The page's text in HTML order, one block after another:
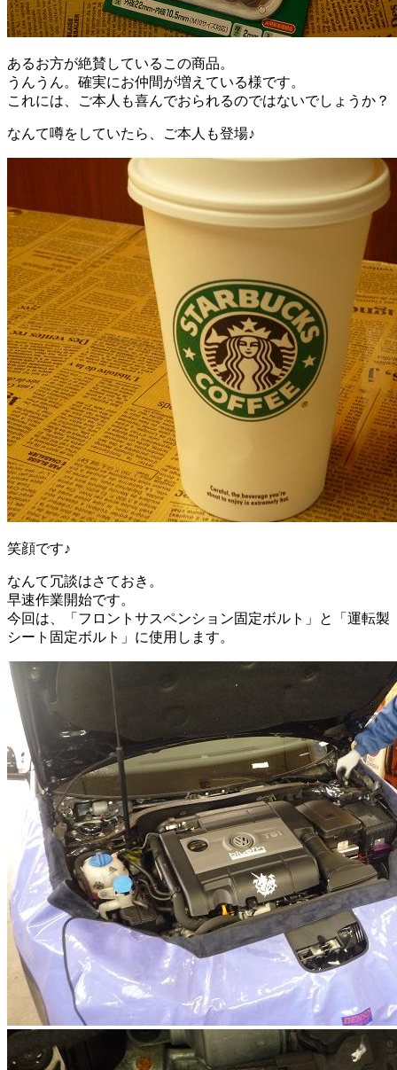
あるお方が絶賛しているこの商品。
うんうん。確実にお仲間が増えている様です。
これには、ご本人も喜んでおられるのではないでしょうか？
なんて噂をしていたら、ご本人も登場♪
笑顔です♪
なんて冗談はさておき。
早速作業開始です。
今回は、「フロントサスペンション固定ボルト」と「運転製
シート固定ボルト」に使用します。